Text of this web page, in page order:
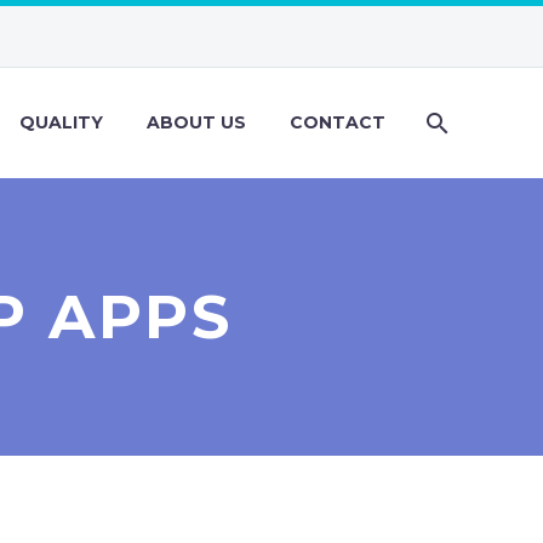
QUALITY ABOUT US CONTACT
APPS